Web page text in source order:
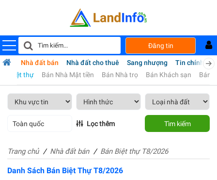
Đăng tin
Nhà đất bán Nhà đất cho thuê Sang nhượng
Tin chính chủ
Biệt thự
Bán Nhà Mặt tiền Bán Nhà trọ Bán Khách sạn Bán
Toàn quốc Lọc thêm Tìm kiếm
Trang chủ Nhà đất bán Bán Biệt thự T8/2026
Danh Sách Bán Biệt Thự T8/2026